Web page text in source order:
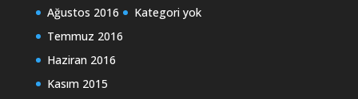
Ağustos 2016
Temmuz 2016
Haziran 2016
Kasım 2015
Kategori yok